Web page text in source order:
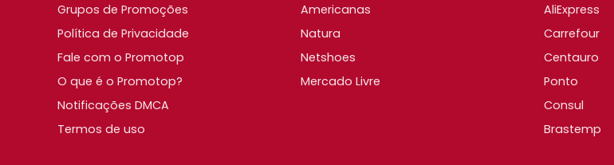
Grupos de Promoções
Política de Privacidade
Fale com o Promotop
O que é o Promotop?
Notificações DMCA
Termos de uso
Americanas
Natura
Netshoes
Mercado Livre
AliExpress
Carrefour
Centauro
Ponto
Consul
Brastemp